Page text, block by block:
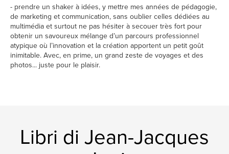
- prendre un shaker à idées, y mettre mes années de pédagogie,
de marketing et communication, sans oublier celles dédiées au
multimédia et surtout ne pas hésiter à secouer très fort pour
obtenir un savoureux mélange d’un parcours professionnel
atypique où l’innovation et la création apportent un petit goût
inimitable. Avec, en prime, un grand zeste de voyages et des
photos... juste pour le plaisir.
Libri di Jean-Jacques